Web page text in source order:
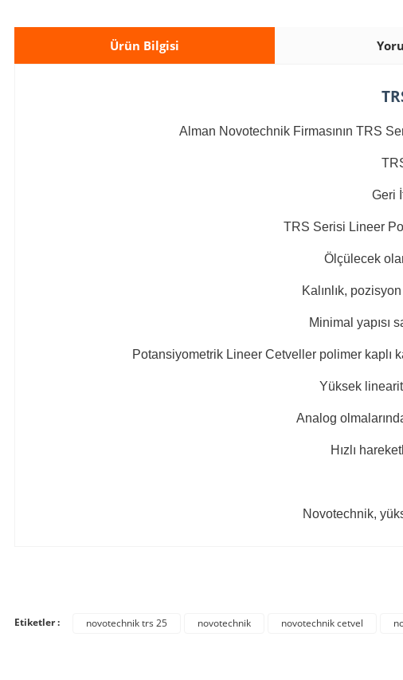
Ürün Bilgisi
Alman Novotechnik Firmasının TRS
Geri
TRS Serisi Lineer
Ölçülecek
Kalınlık,
Minimal yapısı
Potansiyometrik Lineer Cetveller polimer kaplı
Yüksek
Analog
Hızlı
Novotechnik,
Etiketler : novotechnik trs 25 novotechnik novotechnik cetvel